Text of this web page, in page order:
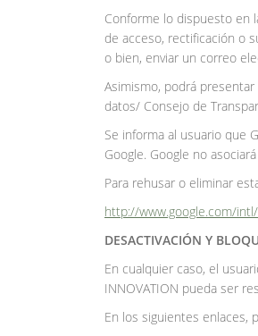
Conforme lo dispuesto en
de acceso, rectificación o
o bien, enviar un correo
Asimismo, podrá
datos/ Consejo de
Se informa al usuario que
Google. Google no
Para rehusar o eliminar
http://www.google.com/
DESACTIVACIÓN Y
En cualquier caso, el
INNOVATION pueda ser
En los siguientes enlaces,